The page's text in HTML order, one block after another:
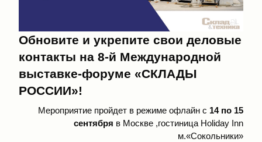
Обновите и укрепите свои деловые
контакты на 8-й Международной
выставке-форуме «СКЛАДЫ
РОССИИ»!
Мероприятие пройдет в режиме офлайн с 14 по 15
сентября в Москве ,гостиница Holiday Inn
м.«Сокольники»